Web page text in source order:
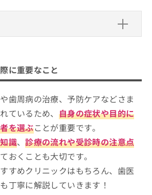
区で評判の歯医者 おすすめ
京成稲毛駅前
リニック
医院
医院
こども歯科クリニック
さらに解説】これを知ってから歯医
を検討しよう！
に重要なこと
歯周病の治療、予防ケアなどさま
ているため、 自身の症状や目的に
を選ぶことが重要です。
識、診療の流れや受診時の注意点
おくことも大切です。
すめクリニックはもちろん、歯医
丁寧に解説していきます！